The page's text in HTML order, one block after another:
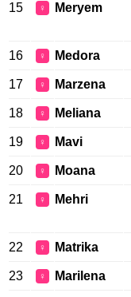
15 ♀ Meryem
16 ♀ Medora
17 ♀ Marzena
18 ♀ Meliana
19 ♀ Mavi
20 ♀ Moana
21 ♀ Mehri
22 ♀ Matrika
23 ♀ Marilena